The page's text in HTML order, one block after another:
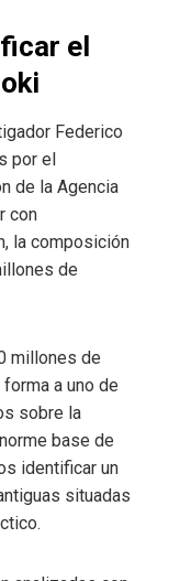
el
Federico
por el
de la Agencia
con
la composición
de
millones de
a uno de
sobre la
base de
identificar un
situadas